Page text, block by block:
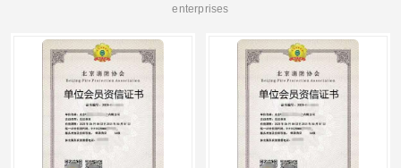
enterprises